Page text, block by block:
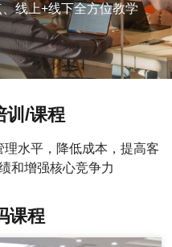
线上+线下全方位教学
训/课程
水平，降低成本，提高客
和增强核心竞争力
课程